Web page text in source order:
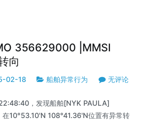
356629000 |MMSI
向
02-18 船舶异常行为 无评论
，发现船舶[NYK PAULA]
10°53.10'N 108°41.36'N位置有异常转